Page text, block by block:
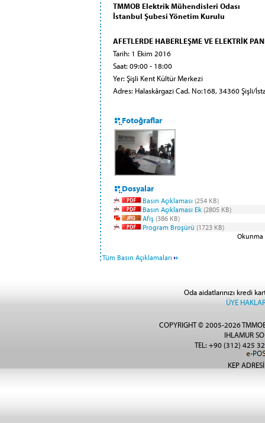
TMMOB Elektrik Mühendisleri Odası
İstanbul Şubesi Yönetim Kurulu
AFETLERDE HABERLEŞME VE ELEKTRİK
Tarih: 1 Ekim 2016
Saat: 09:00 - 18:00
Yer: Şişli Kent Kültür Merkezi
Adres: Halaskârgazi Cad. No:168, 34360 Şişli/
Fotoğraflar
Dosyalar
Basın Açıklaması (254 KB)
Basın Açıklaması Ek (2805 KB)
Afiş (386 KB)
Program Broşürü (1723 KB)
Okunma
Tüm Basın Açıklamaları
Oda aidatlarınızı kredi
ÜYE
COPYRIGHT © 2005-2026
IHLAMUR
TEL: +90 (312) 425
KEP